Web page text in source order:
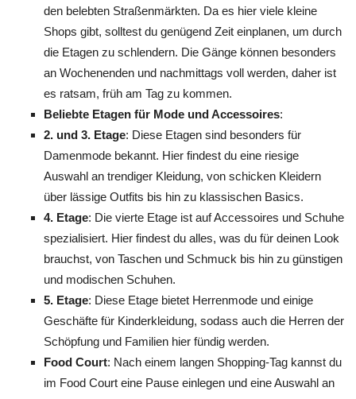
den belebten Straßenmärkten. Da es hier viele kleine
Shops gibt, solltest du genügend Zeit einplanen, um durch
die Etagen zu schlendern. Die Gänge können besonders
an Wochenenden und nachmittags voll werden, daher ist
es ratsam, früh am Tag zu kommen.
Beliebte Etagen für Mode und Accessoires:
2. und 3. Etage: Diese Etagen sind besonders für
Damenmode bekannt. Hier findest du eine riesige
Auswahl an trendiger Kleidung, von schicken Kleidern
über lässige Outfits bis hin zu klassischen Basics.
4. Etage: Die vierte Etage ist auf Accessoires und Schuhe
spezialisiert. Hier findest du alles, was du für deinen Look
brauchst, von Taschen und Schmuck bis hin zu günstigen
und modischen Schuhen.
5. Etage: Diese Etage bietet Herrenmode und einige
Geschäfte für Kinderkleidung, sodass auch die Herren der
Schöpfung und Familien hier fündig werden.
Food Court: Nach einem langen Shopping-Tag kannst du
im Food Court eine Pause einlegen und eine Auswahl an